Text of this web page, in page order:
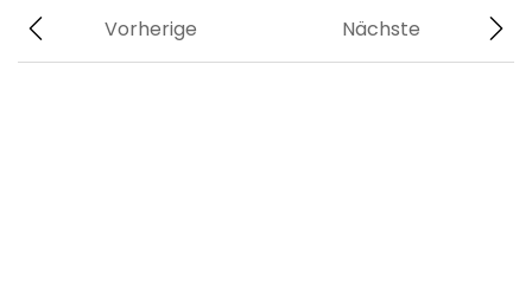
Nächste
Vorherige